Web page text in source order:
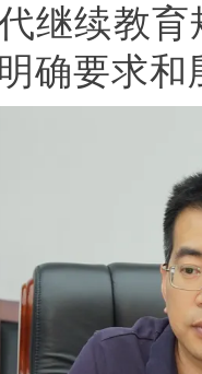
继续教
确要求和